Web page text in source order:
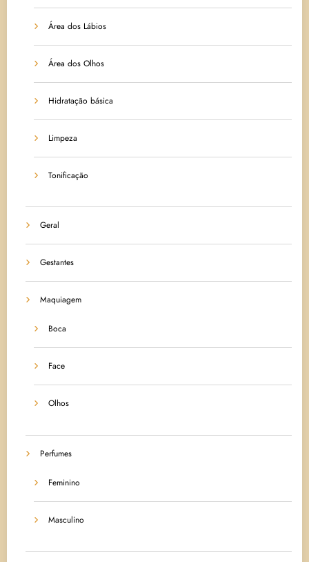
Área dos Lábios
Área dos Olhos
Hidratação básica
Limpeza
Tonificação
Geral
Gestantes
Maquiagem
Boca
Face
Olhos
Perfumes
Feminino
Masculino